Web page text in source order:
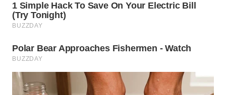
WN
PADANG
LAWAS
WN
SUMEDANG
WN